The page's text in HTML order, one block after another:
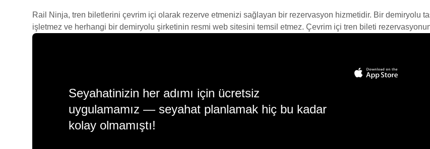
Rail Ninja, tren biletlerini çevrim içi olarak rezerve etmenizi sağlayan bir rezervasyon hizmetidir. Bir demiryolu
işletmez ve herhangi bir demiryolu şirketinin resmi web sitesini temsil etmez. Çevrim içi tren bileti
Seyahatinizin her adımı için ücretsiz
uygulamamız — seyahat planlamak hiç bu kadar
kolay olmamıştı!